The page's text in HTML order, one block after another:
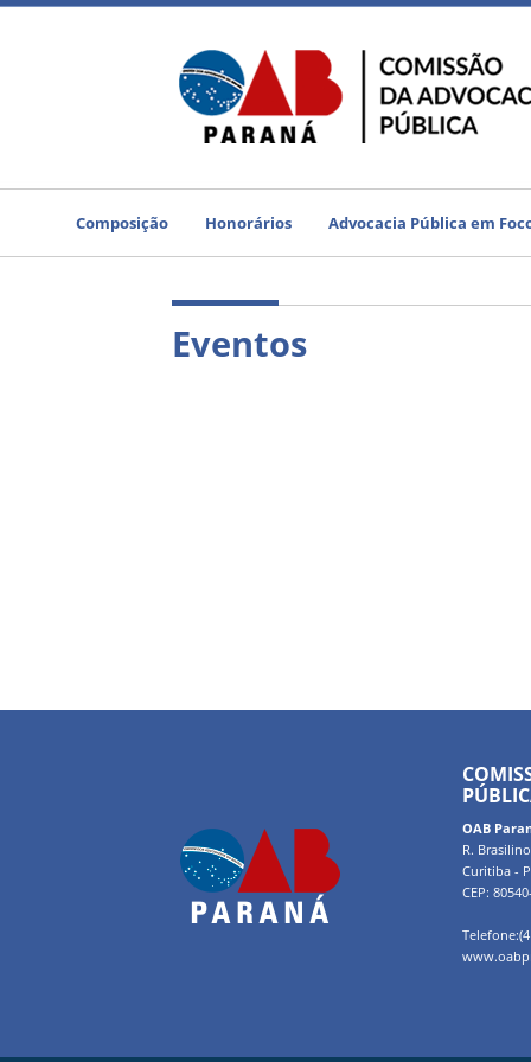
Composição Honorários Advocacia Pública em
Eventos
OAB
R.
Curitiba -
CEP: